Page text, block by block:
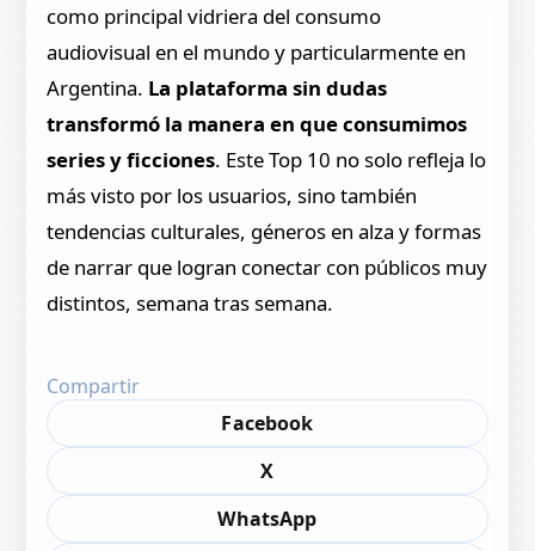
como principal vidriera del consumo
audiovisual en el mundo y particularmente en
Argentina. La plataforma sin dudas
transformó la manera en que consumimos
series y ficciones. Este Top 10 no solo refleja lo
más visto por los usuarios, sino también
tendencias culturales, géneros en alza y formas
de narrar que logran conectar con públicos muy
distintos, semana tras semana.
Compartir
Facebook
X
WhatsApp